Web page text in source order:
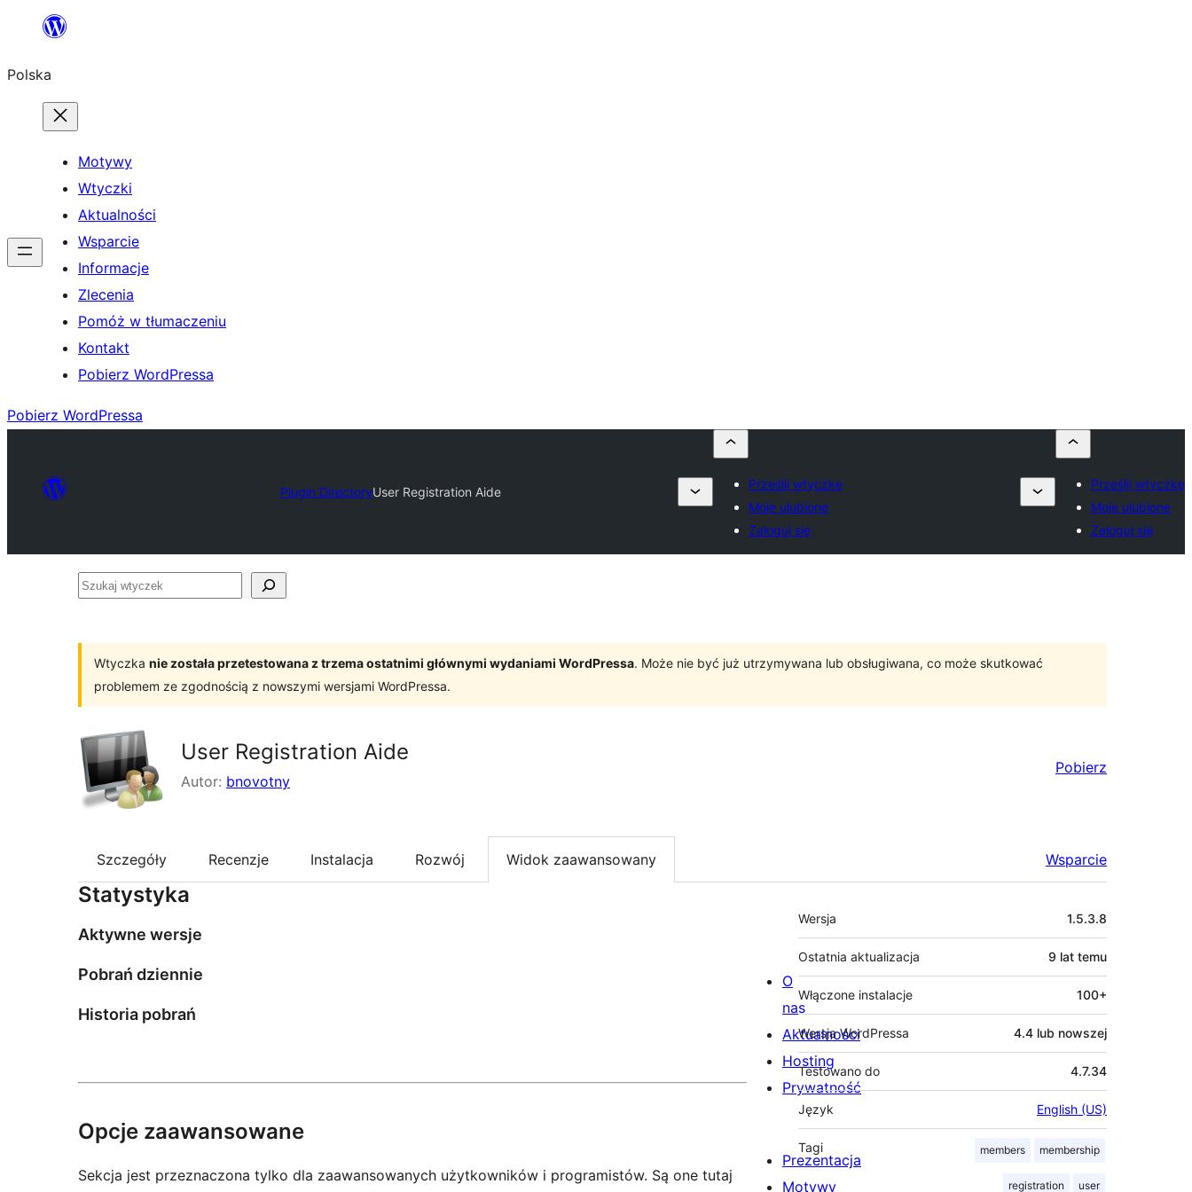
Przejdź
treści
Polska
Motywy
Wtyczki
Aktualności
Wsparcie
Informacje
Zlecenia
Pomóż w tłumaczeniu
Kontakt
Pobierz WordPressa
Pobierz WordPressa
Plugin DirectoryUser Registration Aide
Prześlij wtyczkę
Moje ulubione
Zaloguj się
Prześlij wtyczkę
Moje ulubione
Zaloguj się
Szukaj
Wtyczka nie została przetestowana z trzema ostatnimi głównymi wydaniami WordPressa. Może nie być już utrzymywana lub obsługiwana, co może skutkować
problemem ze zgodnością z nowszymi wersjami WordPressa.
User Registration Aide
Autor: bnovotny
Pobierz
Szczegóły Recenzje Instalacja Rozwój Widok zaawansowany Wsparcie
Statystyka
Aktywne wersje
Pobrań dziennie
Historia pobrań
Opcje zaawansowane
Sekcja jest przeznaczona tylko dla zaawansowanych użytkowników i programistów. Są one tutaj
Meta
Wersja 1.5.3.8
Ostatnia aktualizacja 9 lat temu
Włączone instalacje 100+
Wersja WordPressa 4.4 lub nowszej
Testowano do 4.7.34
Język English (US)
Tagi members membership
registration user
O
nas
Aktualności
Hosting
Prywatność
Prezentacja
Motywy